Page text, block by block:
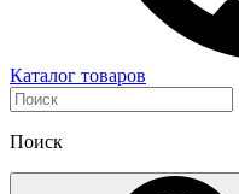
Каталог товаров
Поиск